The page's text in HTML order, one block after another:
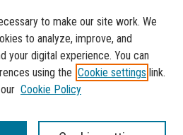
2410-3128
to make our site work. We
to analyze, improve, and
your digital experience. You can
using the Cookie settings link.
Cookie Policy